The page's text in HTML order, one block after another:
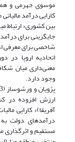
کارایی درآمد
بین کشوری« ارتباط
جایگزینی برای
معنی‌داری میان
وجود دارد.
ارزش افزوده در
آفریقا)« کارایی
درآمدهای دولت
مستقیم و